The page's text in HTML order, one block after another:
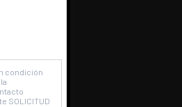
condición
SOLICITUD